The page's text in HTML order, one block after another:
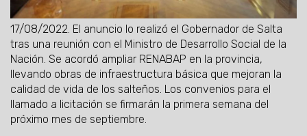
17/08/2022. El anuncio lo realizó el Gobernador de Salta
tras una reunión con el Ministro de Desarrollo Social de la
Nación. Se acordó ampliar RENABAP en la provincia,
llevando obras de infraestructura básica que mejoran la
calidad de vida de los salteños. Los convenios para el
llamado a licitación se firmarán la primera semana del
próximo mes de septiembre.